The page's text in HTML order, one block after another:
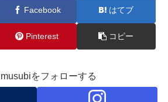
Facebook はてブ
Pinterest コピー
をフォローする